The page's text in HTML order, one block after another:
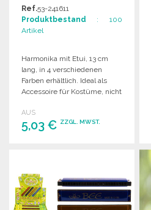
Ref.53-241611
Produktbestand : 100
Artikel
Harmonika mit Etui, 13 cm
lang, in 4 verschiedenen
Farben erhältlich. Ideal als
Accessoire für Kostüme, nicht
AUS
5,03 € ZZGL. MWST.